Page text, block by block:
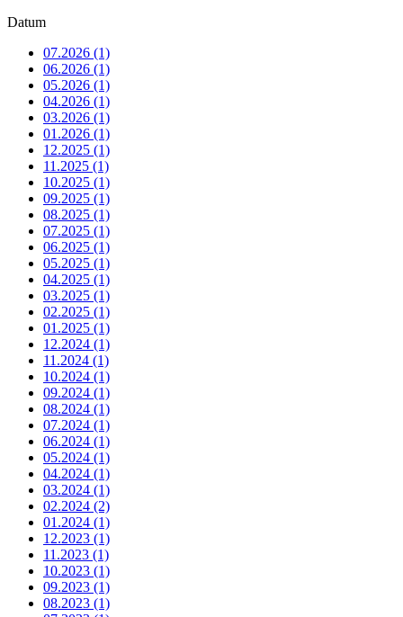
Datum
07.2026 (1)
06.2026 (1)
05.2026 (1)
04.2026 (1)
03.2026 (1)
01.2026 (1)
12.2025 (1)
11.2025 (1)
10.2025 (1)
09.2025 (1)
08.2025 (1)
07.2025 (1)
06.2025 (1)
05.2025 (1)
04.2025 (1)
03.2025 (1)
02.2025 (1)
01.2025 (1)
12.2024 (1)
11.2024 (1)
10.2024 (1)
09.2024 (1)
08.2024 (1)
07.2024 (1)
06.2024 (1)
05.2024 (1)
04.2024 (1)
03.2024 (1)
02.2024 (2)
01.2024 (1)
12.2023 (1)
11.2023 (1)
10.2023 (1)
09.2023 (1)
08.2023 (1)